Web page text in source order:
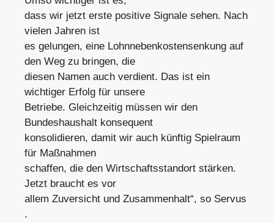
dass wir jetzt erste positive Signale sehen. Nach
vielen Jahren ist
es gelungen, eine Lohnnebenkostensenkung auf
den Weg zu bringen, die
diesen Namen auch verdient. Das ist ein
wichtiger Erfolg für unsere
Betriebe. Gleichzeitig müssen wir den
Bundeshaushalt konsequent
konsolidieren, damit wir auch künftig Spielraum
für Maßnahmen
schaffen, die den Wirtschaftsstandort stärken.
Jetzt braucht es vor
allem Zuversicht und Zusammenhalt“, so Servus
.